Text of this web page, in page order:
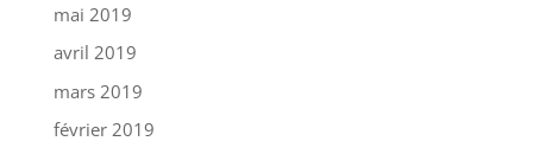
mai 2019
avril 2019
mars 2019
février 2019